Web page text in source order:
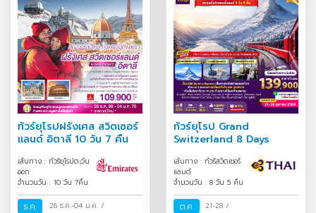
ทัวร์ยุโรปฝรั่งเศส สวิตเซอร์
แลนด์ อิตาลี 10 วัน 7 คืน
เส้นทาง : ทัวร์ยุโรปตะวัน
ออก
จำนวนวัน : 10 วัน 7คืน
ธ.ค. 26 ธ.ค.-04 ม.ค. /
ทัวร์ยุโรป Grand
Switzerland 8 Days
เส้นทาง : ทัวร์สวิตเซอร์
แลนด์
จำนวนวัน : 8 วัน 5 คืน
ต.ค. 21-28 /